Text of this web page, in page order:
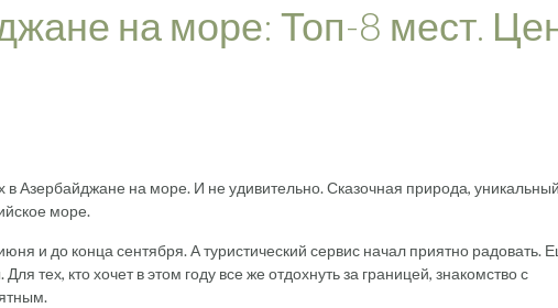
на море: Топ-8 мест.
Азербайджане на море. И не удивительно. Сказочная природа, уникальный
море.
и до конца сентября. А туристический сервис начал приятно радовать.
тех, кто хочет в этом году все же отдохнуть за границей, знакомство с